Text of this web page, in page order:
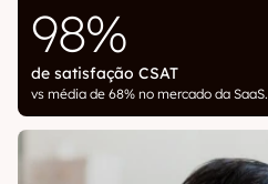
98%
de satisfação CSAT
vs média de 68% no mercado da SaaS.